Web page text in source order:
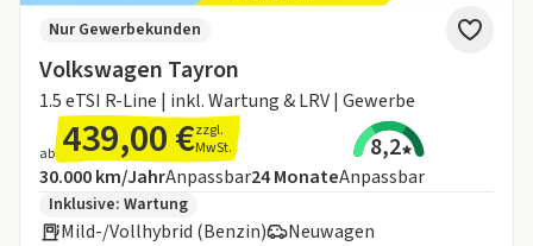
Volkswagen Tayron
1.5 eTSI R-Line | inkl. Wartung & LRV | Gewerbe
Nur Gewerbekunden
ab 439,00 €zzgl.
MwSt.
8,2
Angebotsdetails:
Inklusive Laufleistung
30.000 km/JahrAnpassbarLaufzeit
24MonateAnpassbar
Zusätzliche Fahrzeuginformationen:
Inklusive: Wartung
Mild-/Vollhybrid (Benzin)
Neuwagen